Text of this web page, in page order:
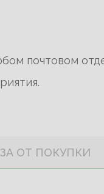
почтовом
ОТ ПОКУПКИ